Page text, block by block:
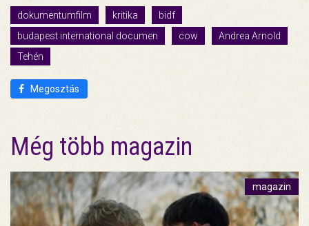
dokumentumfilm kritika
bidf
budapest international documen
cow
Andrea Arnold
Tehén
Megosztás
Még több magazin
magazin